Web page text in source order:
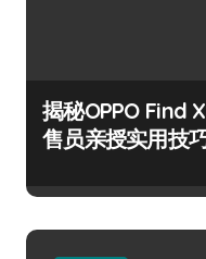
揭秘OPPO Find
售员亲授实用技